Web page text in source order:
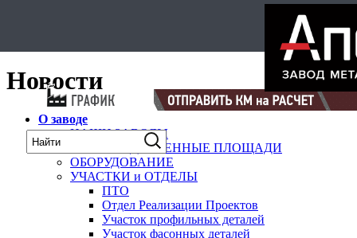
Новости
О заводе
НАШИ ЗАВОДЫ
ПРОИЗВОДСТВЕННЫЕ ПЛОЩАДИ
ОБОРУДОВАНИЕ
УЧАСТКИ и ОТДЕЛЫ
ПТО
Отдел Реализации Проектов
Участок профильных деталей
Участок фасонных деталей